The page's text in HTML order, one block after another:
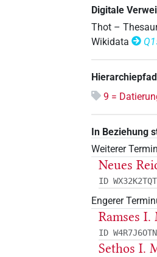
Digitale
Thot –
Wikidata
9 =
In Beziehung
Weiterer
Neues
ID
Engerer
Ramses
ID
Sethos I.